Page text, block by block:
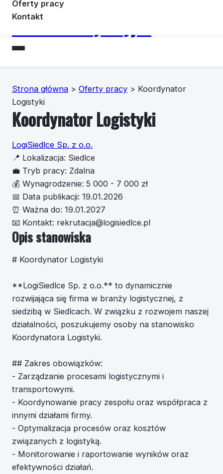
Forummotoryzacyjne
Oferty pracy
Kontakt
Strona główna > Oferty pracy > Koordynator
Logistyki
Koordynator Logistyki
LogiSiedlce Sp. z o.o.
📍 Lokalizacja: Siedlce
💼 Tryb pracy: Zdalna
💰 Wynagrodzenie: 5 000 - 7 000 zł
📅 Data publikacji: 19.01.2026
⏰ Ważna do: 19.01.2027
📧 Kontakt: rekrutacja@logisiedlce.pl
Opis stanowiska
# Koordynator Logistyki
**LogiSiedlce Sp. z o.o.** to dynamicznie
rozwijająca się firma w branży logistycznej, z
siedzibą w Siedlcach. W związku z rozwojem naszej
działalności, poszukujemy osoby na stanowisko
Koordynatora Logistyki.
## Zakres obowiązków:
- Zarządzanie procesami logistycznymi i
transportowymi.
- Koordynowanie pracy zespołu oraz współpraca z
innymi działami firmy.
- Optymalizacja procesów oraz kosztów
związanych z logistyką.
- Monitorowanie i raportowanie wyników oraz
efektywności działań.